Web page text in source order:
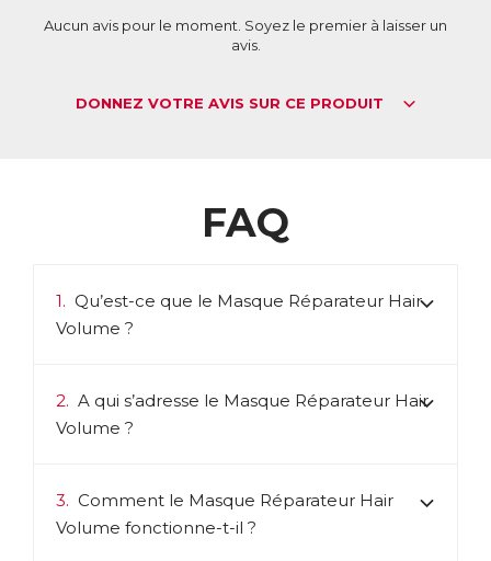
Aucun avis pour le moment. Soyez le premier à laisser un
avis.
DONNEZ VOTRE AVIS SUR CE PRODUIT
FAQ
1. Qu’est-ce que le Masque Réparateur Hair
Volume ?
2. A qui s’adresse le Masque Réparateur Hair
Volume ?
3. Comment le Masque Réparateur Hair
Volume fonctionne-t-il ?